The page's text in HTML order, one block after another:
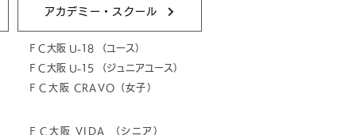
アカデミー・スクール
ＦＣ大阪 U-18 （ユース）
ＦＣ大阪 U-15 （ジュニアユース）
ＦＣ大阪 CRAVO（女子）
ＦＣ大阪 VIDA （シニア）